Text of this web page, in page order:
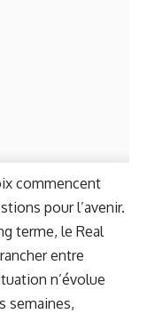
commencent
pour l’avenir.
terme, le Real
entre
n’évolue
semaines,